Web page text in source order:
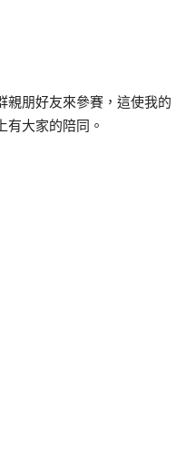
親朋好友來參賽，這使我的
大家的陪同。